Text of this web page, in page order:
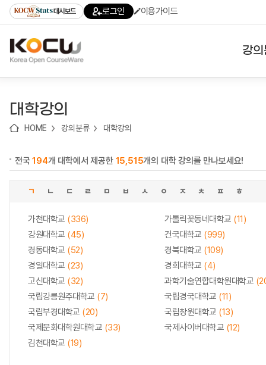
기
기
기
content)
가
대시보드 로그인 이용가이드
강
대학강의
HOME 강의분류 대학강의
전국194개 대학에서 제공한 15,515개의 대학 강의를 만나보세요!
ㄱ ㄴ ㄷ ㄹ ㅁ ㅂ ㅅ ㅇ ㅈ ㅊ ㅍ ㅎ
가천대학교 (336) 가톨릭꽃동네대학교 (11)
강원대학교 (45) 건국대학교 (999)
경동대학교 (52) 경북대학교 (109)
경일대학교 (23) 경희대학교 (4)
고신대학교 (32) 과학기술연합대학원대학교
국립강릉원주대학교 (7) 국립경국대학교 (11)
국립부경대학교 (20) 국립창원대학교 (13)
국제문화대학원대학교 (33) 국제사이버대학교 (12)
김천대학교 (19)